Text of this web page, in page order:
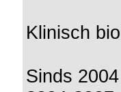
Klinisch
Sinds